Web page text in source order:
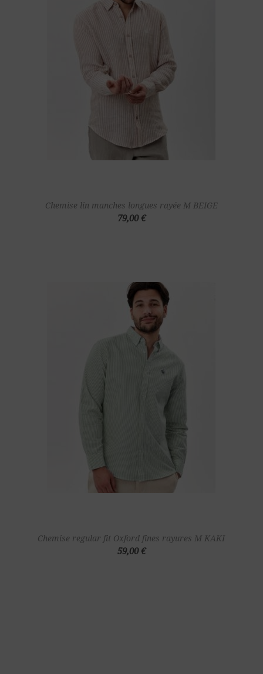
Chemise lin manches longues rayée M BEIGE
79,00 €
Chemise regular fit Oxford fines rayures M KAKI
59,00 €